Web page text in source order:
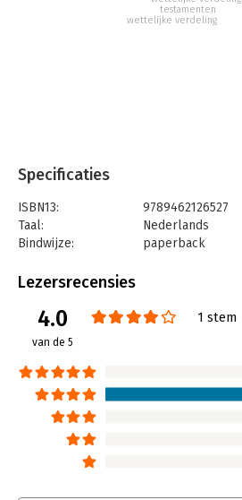
testamenten
wettelijke verdeling
Specificaties
ISBN13:
9789462126527
Taal:
Nederlands
Bindwijze:
paperback
Uitgever:
Verschijningsdatum:
18-4-2023
Hoofdrubriek:
Jongbloed:
Serie:
Boom Basics
Lezersrecensies
4.0
van de 5
1 stem